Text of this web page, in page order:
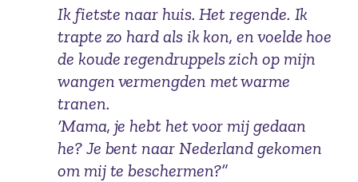
Ik fietste naar huis. Het regende. Ik
trapte zo hard als ik kon, en voelde hoe
de koude regendruppels zich op mijn
wangen vermengden met warme
tranen.
‘Mama, je hebt het voor mij gedaan
he? Je bent naar Nederland gekomen
om mij te beschermen?”